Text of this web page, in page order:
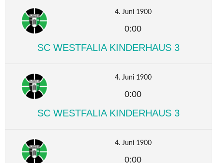
4. Juni 1900
0:00
SC WESTFALIA KINDERHAUS 3
4. Juni 1900
0:00
SC WESTFALIA KINDERHAUS 3
4. Juni 1900
0:00